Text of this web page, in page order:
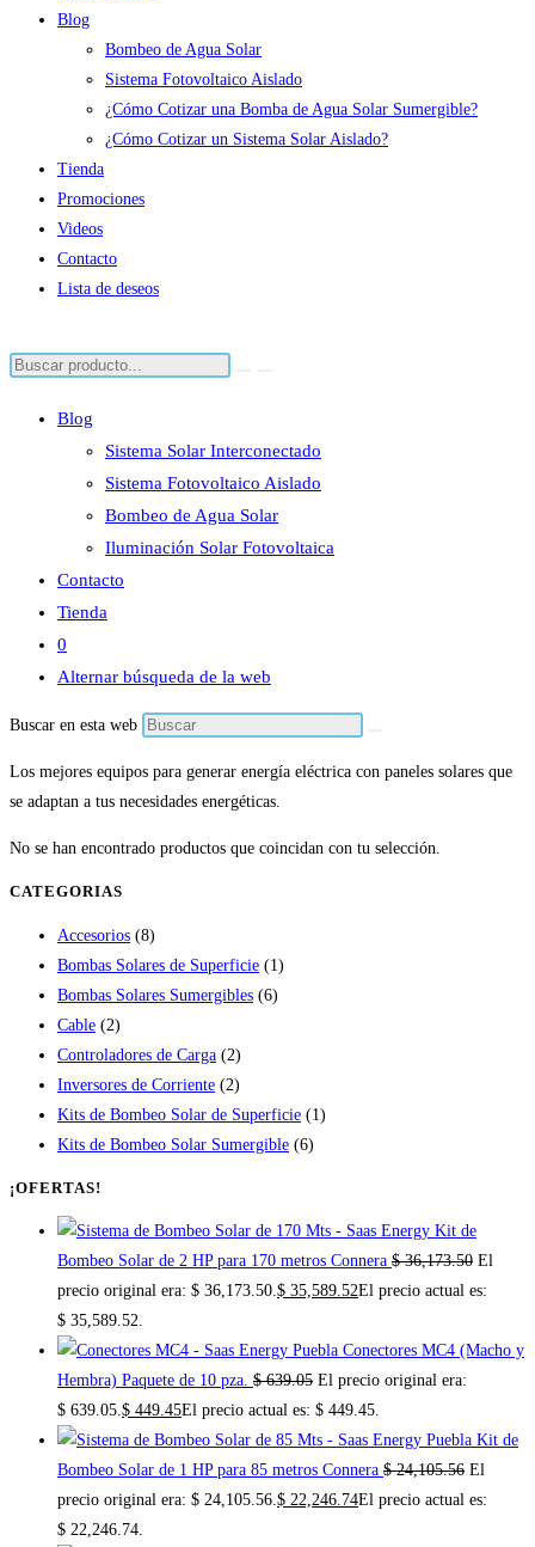
Blog
Bombeo de Agua Solar
Sistema Fotovoltaico Aislado
¿Cómo Cotizar una Bomba de Agua Solar Sumergible?
¿Cómo Cotizar un Sistema Solar Aislado?
Tienda
Promociones
Videos
Contacto
Lista de deseos
Blog
Sistema Solar Interconectado
Sistema Fotovoltaico Aislado
Bombeo de Agua Solar
Iluminación Solar Fotovoltaica
Contacto
Tienda
0
Alternar búsqueda de la web
Buscar en esta web
Los mejores equipos para generar energía eléctrica con paneles solares que
se adaptan a tus necesidades energéticas.
No se han encontrado productos que coincidan con tu selección.
CATEGORIAS
Accesorios (8)
Bombas Solares de Superficie (1)
Bombas Solares Sumergibles (6)
Cable (2)
Controladores de Carga (2)
Inversores de Corriente (2)
Kits de Bombeo Solar de Superficie (1)
Kits de Bombeo Solar Sumergible (6)
¡OFERTAS!
Kit de
Bombeo Solar de 2 HP para 170 metros Connera $36,173.50 El
precio original era: $ 36,173.50.$ 35,589.52El precio actual es:
$ 35,589.52.
Conectores MC4 (Macho y
Hembra) Paquete de 10 pza. $639.05 El precio original era:
$ 639.05.$ 449.45El precio actual es: $ 449.45.
Kit de
Bombeo Solar de 1 HP para 85 metros Connera $24,105.56 El
precio original era: $ 24,105.56.$ 22,246.74El precio actual es:
$ 22,246.74.